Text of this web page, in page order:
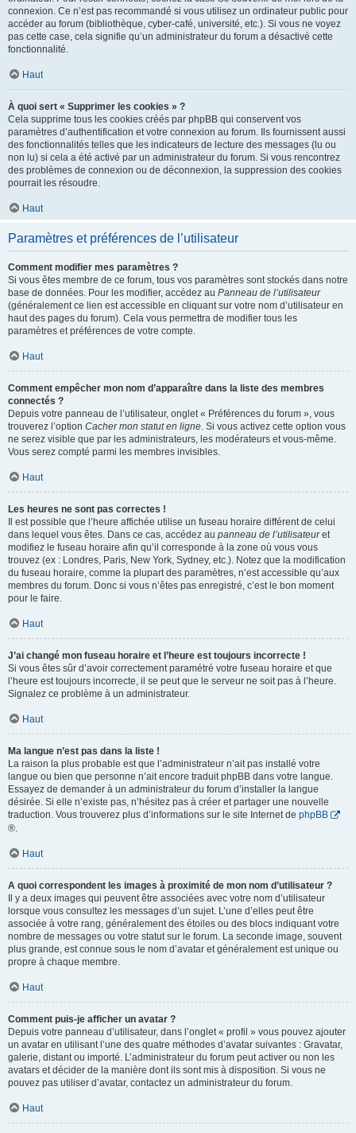
connexion. Ce n’est pas recommandé si vous utilisez un ordinateur public pour
accéder au forum (bibliothèque, cyber-café, université, etc.). Si vous ne voyez
pas cette case, cela signifie qu’un administrateur du forum a désactivé cette
fonctionnalité.
Haut
À quoi sert « Supprimer les cookies » ?
Cela supprime tous les cookies créés par phpBB qui conservent vos
paramètres d’authentification et votre connexion au forum. Ils fournissent aussi
des fonctionnalités telles que les indicateurs de lecture des messages (lu ou
non lu) si cela a été activé par un administrateur du forum. Si vous rencontrez
des problèmes de connexion ou de déconnexion, la suppression des cookies
pourrait les résoudre.
Haut
Paramètres et préférences de l’utilisateur
Comment modifier mes paramètres ?
Si vous êtes membre de ce forum, tous vos paramètres sont stockés dans notre
base de données. Pour les modifier, accédez au Panneau de l’utilisateur
(généralement ce lien est accessible en cliquant sur votre nom d’utilisateur en
haut des pages du forum). Cela vous permettra de modifier tous les
paramètres et préférences de votre compte.
Haut
Comment empêcher mon nom d’apparaître dans la liste des membres
connectés ?
Depuis votre panneau de l’utilisateur, onglet « Préférences du forum », vous
trouverez l’option Cacher mon statut en ligne. Si vous activez cette option vous
ne serez visible que par les administrateurs, les modérateurs et vous-même.
Vous serez compté parmi les membres invisibles.
Haut
Les heures ne sont pas correctes !
Il est possible que l’heure affichée utilise un fuseau horaire différent de celui
dans lequel vous êtes. Dans ce cas, accédez au panneau de l’utilisateuret
modifiez le fuseau horaire afin qu’il corresponde à la zone où vous vous
trouvez (ex : Londres, Paris, New York, Sydney, etc.). Notez que la modification
du fuseau horaire, comme la plupart des paramètres, n’est accessible qu’aux
membres du forum. Donc si vous n’êtes pas enregistré, c’est le bon moment
pour le faire.
Haut
J’ai changé mon fuseau horaire et l’heure est toujours incorrecte !
Si vous êtes sûr d’avoir correctement paramétré votre fuseau horaire et que
l’heure est toujours incorrecte, il se peut que le serveur ne soit pas à l’heure.
Signalez ce problème à un administrateur.
Haut
Ma langue n’est pas dans la liste !
La raison la plus probable est que l’administrateur n’ait pas installé votre
langue ou bien que personne n’ait encore traduit phpBB dans votre langue.
Essayez de demander à un administrateur du forum d’installer la langue
désirée. Si elle n’existe pas, n’hésitez pas à créer et partager une nouvelle
traduction. Vous trouverez plus d’informations sur le site Internet de phpBB
®.
Haut
A quoi correspondent les images à proximité de mon nom d’utilisateur ?
Il y a deux images qui peuvent être associées avec votre nom d’utilisateur
lorsque vous consultez les messages d’un sujet. L’une d’elles peut être
associée à votre rang, généralement des étoiles ou des blocs indiquant votre
nombre de messages ou votre statut sur le forum. La seconde image, souvent
plus grande, est connue sous le nom d’avatar et généralement est unique ou
propre à chaque membre.
Haut
Comment puis-je afficher un avatar ?
Depuis votre panneau d’utilisateur, dans l’onglet « profil » vous pouvez ajouter
un avatar en utilisant l’une des quatre méthodes d’avatar suivantes : Gravatar,
galerie, distant ou importé. L’administrateur du forum peut activer ou non les
avatars et décider de la manière dont ils sont mis à disposition. Si vous ne
pouvez pas utiliser d’avatar, contactez un administrateur du forum.
Haut